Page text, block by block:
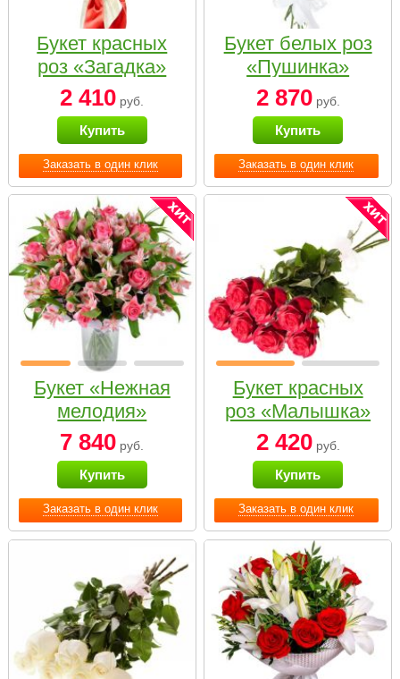
Заказать в один клик
Букет красных
роз «Загадка»
2 410 руб.
Купить
Заказать в один клик
Букет белых роз
«Пушинка»
2 870руб.
Купить
Заказать в один клик
Букет «Нежная
мелодия»
7 840 руб.
Купить
Заказать в один клик
Букет красных
роз «Малышка»
2 420руб.
Купить